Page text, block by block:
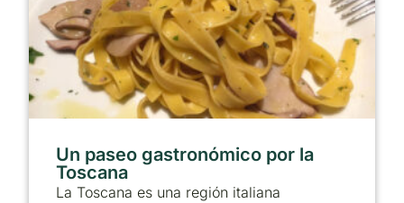
Un paseo gastronómico por la
Toscana
La Toscana es una región italiana